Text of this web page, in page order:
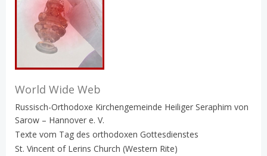
World Wide Web
Russisch-Orthodoxe Kirchengemeinde Heiliger Seraphim von
Sarow – Hannover e. V.
Texte vom Tag des orthodoxen Gottesdienstes
St. Vincent of Lerins Church (Western Rite)